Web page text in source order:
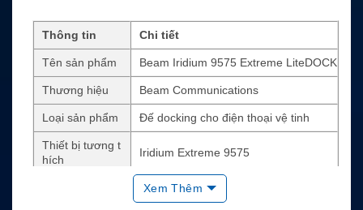
Thông tin Chi tiết
Tên sản phẩm Beam Iridium 9575 Extreme LiteDOCK
Thương hiệu Beam Communications
Loại sản phẩm Đế docking cho điện thoại vệ tinh
Thiết bị tương t
hích
Iridium Extreme 9575
Giữ máy, sạc điện thoại, kết nối USB d
ata
Xem Thêm